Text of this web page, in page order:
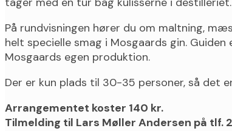
På rundvisningen hører du om maltning,
helt specielle smag i Mosgaards gin.
Mosgaards egen produktion.
Der er kun plads til 30-35 personer, så det
Arrangementet koster 140 kr.
Tilmelding til Lars Møller Andersen på tlf.